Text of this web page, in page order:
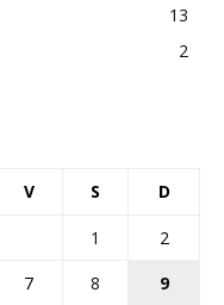
13
2
V S D
1
2
7 8
9